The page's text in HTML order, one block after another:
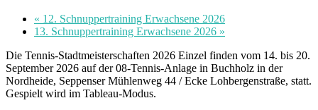
« 12. Schnuppertraining Erwachsene 2026
13. Schnuppertraining Erwachsene 2026 »
Die Tennis-Stadtmeisterschaften 2026 Einzel finden vom 14. bis 20.
September 2026 auf der 08-Tennis-Anlage in Buchholz in der
Nordheide, Seppenser Mühlenweg 44 / Ecke Lohbergenstraße, statt.
Gespielt wird im Tableau-Modus.